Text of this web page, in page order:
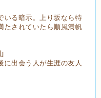
いる暗示。上り坂なら特
たされていたら順風満帆
に出会う人が生涯の友人